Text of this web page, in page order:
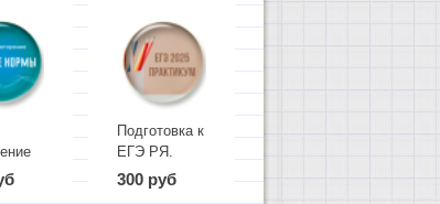
Подготовка к
ЕГЭ РЯ.
Сочинение
(задание 27).
300 руб